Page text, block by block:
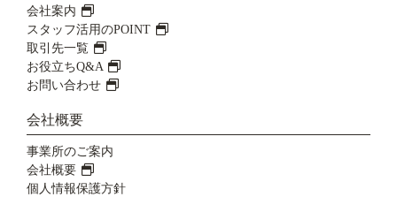
会社案内
スタッフ活用のPOINT
取引先一覧
お役立ちQ&A
お問い合わせ
会社概要
事業所のご案内
会社概要
個人情報保護方針